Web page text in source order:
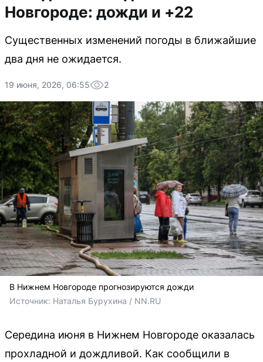
Новгороде: дожди и +22
Существенных изменений погоды в ближайшие
два дня не ожидается.
19 июня, 2026, 06:55 2
В Нижнем Новгороде прогнозируются дожди
Источник: Наталья Бурухина / NN.RU
Середина июня в Нижнем Новгороде оказалась
прохладной и дождливой. Как сообщили в